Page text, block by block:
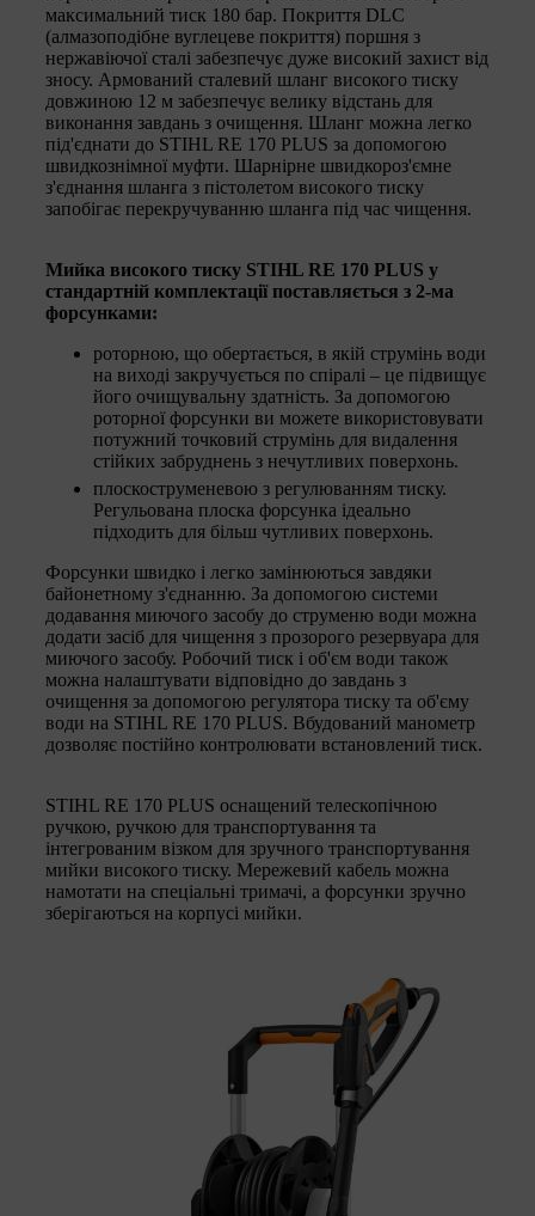
максимальний тиск 180 бар. Покриття DLC
(алмазоподібне вуглецеве покриття) поршня з
нержавіючої сталі забезпечує дуже високий захист від
зносу. Армований сталевий шланг високого тиску
довжиною 12 м забезпечує велику відстань для
виконання завдань з очищення. Шланг можна легко
під'єднати до STIHL RE 170 PLUS за допомогою
швидкознімної муфти. Шарнірне швидкороз'ємне
з'єднання шланга з пістолетом високого тиску
запобігає перекручуванню шланга під час чищення.
Мийка високого тиску STIHL RE 170 PLUS у
стандартній комплектації поставляється з 2-ма
форсунками:
роторною, що обертається, в якій струмінь води
на виході закручується по спіралі – це підвищує
його очищувальну здатність. За допомогою
роторної форсунки ви можете використовувати
потужний точковий струмінь для видалення
стійких забруднень з нечутливих поверхонь.
плоскоструменевою з регулюванням тиску.
Регульована плоска форсунка ідеально
підходить для більш чутливих поверхонь.
Форсунки швидко і легко замінюються завдяки
байонетному з'єднанню. За допомогою системи
додавання миючого засобу до струменю води можна
додати засіб для чищення з прозорого резервуара для
миючого засобу. Робочий тиск і об'єм води також
можна налаштувати відповідно до завдань з
очищення за допомогою регулятора тиску та об'єму
води на STIHL RE 170 PLUS. Вбудований манометр
дозволяє постійно контролювати встановлений тиск.
STIHL RE 170 PLUS оснащений телескопічною
ручкою, ручкою для транспортування та
інтегрованим візком для зручного транспортування
мийки високого тиску. Мережевий кабель можна
намотати на спеціальні тримачі, а форсунки зручно
зберігаються на корпусі мийки.